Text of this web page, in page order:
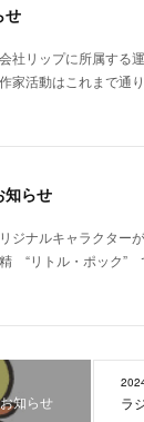
せ
社リップに所属する
家活動はこれまで通
知らせ
ジナルキャラクター
精 “リトル・ポック”
知らせ ラ